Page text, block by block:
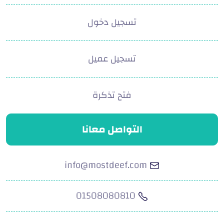
تسجيل دخول
تسجيل عميل
فتح تذكرة
التواصل معانا